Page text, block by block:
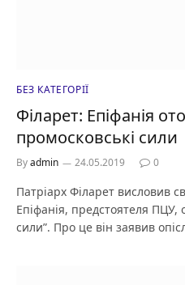
БЕЗ КАТЕГОРІЇ
Філарет: Епіфанія
промосковські сили
Byadmin 24.05.2019 0
Патріарх Філарет висловив
Епіфанія, предстоятеля ПЦУ,
сили”. Про це він заявив